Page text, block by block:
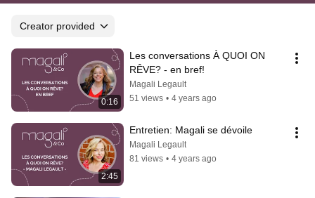
Creator provided
0:16
Les conversations À QUOI ON
RÊVE? - en bref!
Magali Legault
51 views • 4 years ago
2:45
Entretien: Magali se dévoile
Magali Legault
81 views • 4 years ago